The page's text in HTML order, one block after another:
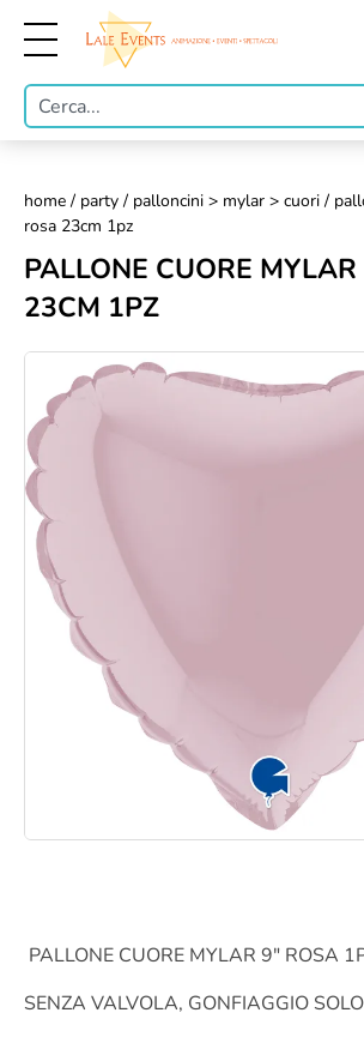
home / party / palloncini > mylar > cuori /
rosa 23cm 1pz
PALLONE CUORE
23CM 1PZ
PALLONE CUORE MYLAR 9″ ROSA
SENZA VALVOLA, GONFIAGGIO